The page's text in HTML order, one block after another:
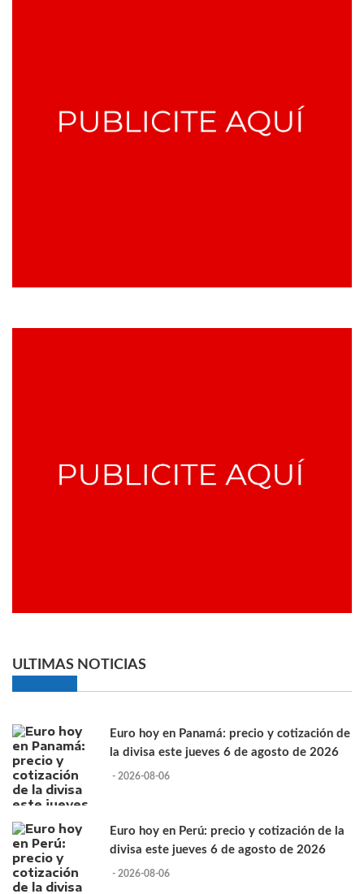
ULTIMAS NOTICIAS
Euro hoy en Panamá: precio y cotización de
la divisa este jueves 6 de agosto de 2026
- 2026-08-06
Euro hoy en Perú: precio y cotización de la
divisa este jueves 6 de agosto de 2026
- 2026-08-06